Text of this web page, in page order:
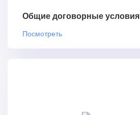
Общие договорные условия
Посмотреть